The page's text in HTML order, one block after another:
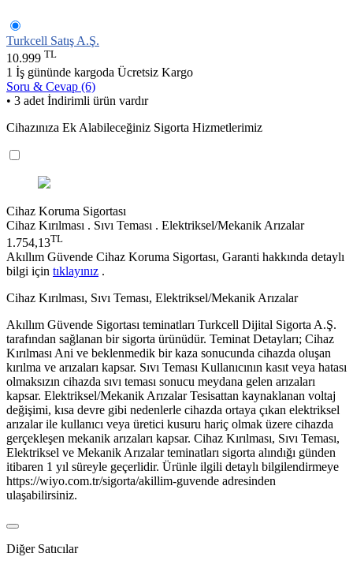
Turkcell Satış A.Ş.
10.999 TL
1 İş gününde kargoda Ücretsiz Kargo
Soru & Cevap (6)
• 3 adet İndirimli ürün vardır
Cihazınıza Ek Alabileceğiniz Sigorta Hizmetlerimiz
Cihaz Koruma Sigortası
Cihaz Kırılması . Sıvı Teması . Elektriksel/Mekanik Arızalar
1.754,13TL
Akıllım Güvende Cihaz Koruma Sigortası, Garanti hakkında detaylı
bilgi için tıklayınız .
Cihaz Kırılması, Sıvı Teması, Elektriksel/Mekanik Arızalar
Akıllım Güvende Sigortası teminatları Turkcell Dijital Sigorta A.Ş.
tarafından sağlanan bir sigorta ürünüdür. Teminat Detayları; Cihaz
Kırılması Ani ve beklenmedik bir kaza sonucunda cihazda oluşan
kırılma ve arızaları kapsar. Sıvı Teması Kullanıcının kasıt veya hatası
olmaksızın cihazda sıvı teması sonucu meydana gelen arızaları
kapsar. Elektriksel/Mekanik Arızalar Tesisattan kaynaklanan voltaj
değişimi, kısa devre gibi nedenlerle cihazda ortaya çıkan elektriksel
arızalar ile kullanıcı veya üretici kusuru hariç olmak üzere cihazda
gerçekleşen mekanik arızaları kapsar. Cihaz Kırılması, Sıvı Teması,
Elektriksel ve Mekanik Arızalar teminatları sigorta alındığı günden
itibaren 1 yıl süreyle geçerlidir. Ürünle ilgili detaylı bilgilendirmeye
https://wiyo.com.tr/sigorta/akillim-guvende adresinden
ulaşabilirsiniz.
Diğer Satıcılar